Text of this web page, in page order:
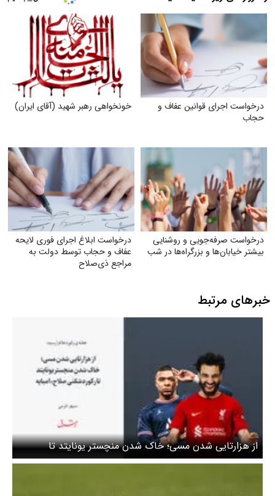
درخواست اجرای قوانین عفاف و
حجاب
خونخواهی رهبر شهید (آقای ایران)
درخواست صرفه‌جویی و روشنایی
بیشتر خیابان‌ها و بزرگراه‌ها در شب
درخواست ابلاغ اجرای فوری لایحه
عفاف و حجاب توسط دولت به
مراجع ذی‌صلاح
خبرهای مرتبط
از هزارتایی شدن مسی؛ خاک شدن منچستر یونایتد تا
رکوردشکنی صلاح، امباپه